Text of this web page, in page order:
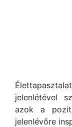
jelenlétével
azok a
jelenlévőre